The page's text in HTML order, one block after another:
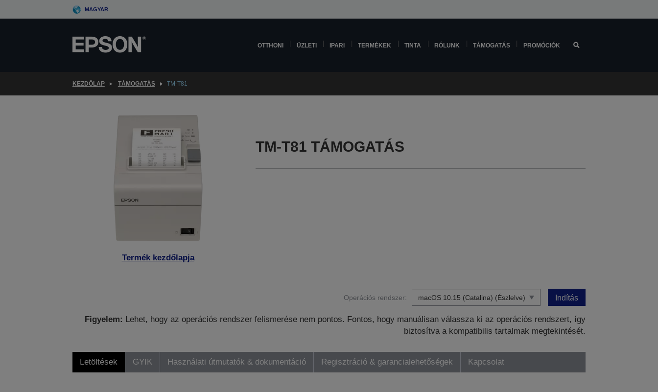
to
MAGYAR
OTTHONI ÜZLETI IPARI TERMÉKEK TINTA RÓLUNK TÁMOGATÁS PROMÓCIÓK
KEZDŐLAP TÁMOGATÁS TM-T81
Termék kezdőlapja
TM-T81 TÁMOGATÁS
Operációs rendszer: Indítás
Figyelem: Lehet, hogy az operációs rendszer felismerése nem pontos. Fontos, hogy manuálisan válassza ki az operációs rendszert, így
biztosítva a kompatibilis tartalmak megtekintését.
Letöltések GYIK Használati útmutatók & dokumentáció Regisztráció & garancialehetőségek Kapcsolat